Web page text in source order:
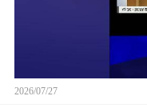
2026/07/27